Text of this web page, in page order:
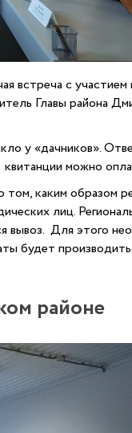
встреча с
Главы района
у «дачников».
можно
каким образом
лиц.
Для этого
будет
районе